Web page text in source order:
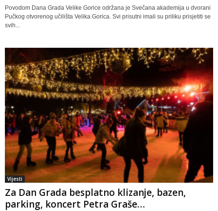
Povodom Dana Grada Velike Gorice održana je Svečana akademija u dvorani
Pučkog otvorenog učilišta Velika Gorica. Svi prisutni imali su priliku prisjetiti se
svih...
Vijesti
Za Dan Grada besplatno klizanje, bazen,
parking, koncert Petra Graše…